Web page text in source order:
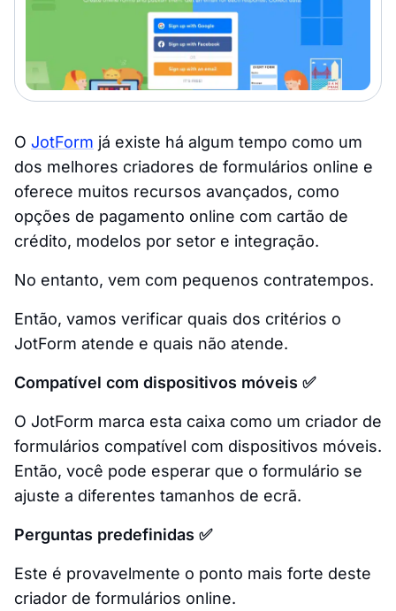
O JotForm já existe há algum tempo como um
dos melhores criadores de formulários online e
oferece muitos recursos avançados, como
opções de pagamento online com cartão de
crédito, modelos por setor e integração.
No entanto, vem com pequenos contratempos.
Então, vamos verificar quais dos critérios o
JotForm atende e quais não atende.
Compatível com dispositivos móveis ✅
O JotForm marca esta caixa como um criador de
formulários compatível com dispositivos móveis.
Então, você pode esperar que o formulário se
ajuste a diferentes tamanhos de ecrã.
Perguntas predefinidas ✅
Este é provavelmente o ponto mais forte deste
criador de formulários online.